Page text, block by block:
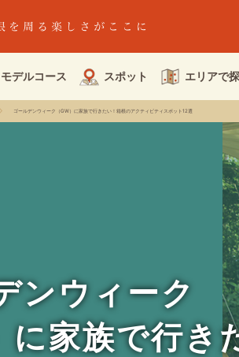
モデルコース スポット エリアで
ゴールデンウィーク（GW）に家族で行きたい！箱根のアクティビティスポット12選
ンウィーク
に家族で行き